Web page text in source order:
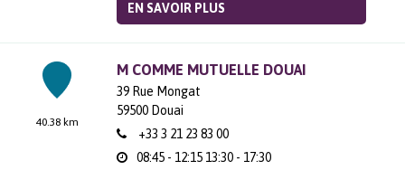
EN SAVOIR PLUS
40.38 km
M COMME MUTUELLE DOUAI
39 Rue Mongat
59500 Douai
+33 3 21 23 83 00
08:45 - 12:15 13:30 - 17:30